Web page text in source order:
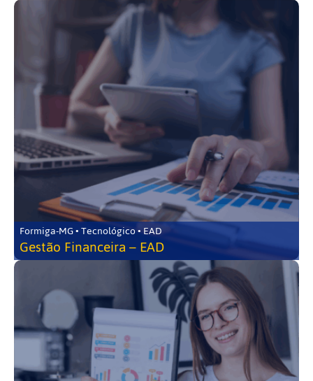
Formiga-MG • Tecnológico • EAD
Gestão Financeira – EAD